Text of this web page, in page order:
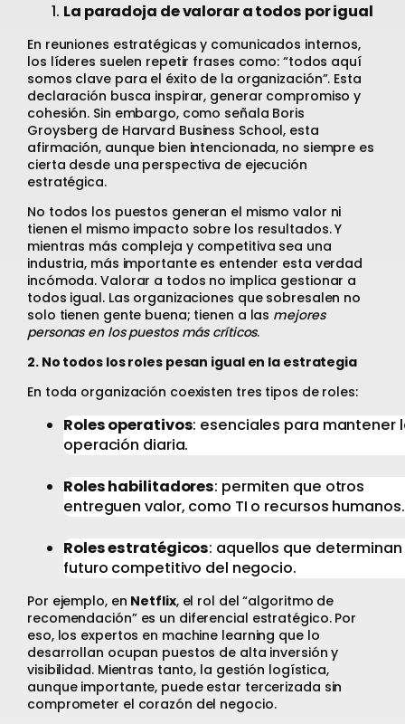
La paradoja de valorar a todos por igual
En reuniones estratégicas y comunicados internos,
los líderes suelen repetir frases como: “todos aquí
somos clave para el éxito de la organización”. Esta
declaración busca inspirar, generar compromiso y
cohesión. Sin embargo, como señala Boris
Groysberg de Harvard Business School, esta
afirmación, aunque bien intencionada, no siempre es
cierta desde una perspectiva de ejecución
estratégica.
No todos los puestos generan el mismo valor ni
tienen el mismo impacto sobre los resultados. Y
mientras más compleja y competitiva sea una
industria, más importante es entender esta verdad
incómoda. Valorar a todos no implica gestionar a
todos igual. Las organizaciones que sobresalen no
solo tienen gente buena; tienen a las mejores
personas en los puestos más críticos.
2. No todos los roles pesan igual en la estrategia
En toda organización coexisten tres tipos de roles:
Roles operativos: esenciales para mantener
operación diaria.
Roles habilitadores: permiten que otros
entreguen valor, como TI o recursos humanos.
Roles estratégicos: aquellos que
futuro competitivo del negocio.
Por ejemplo, en Netflix, el rol del “algoritmo de
recomendación” es un diferencial estratégico. Por
eso, los expertos en machine learning que lo
desarrollan ocupan puestos de alta inversión y
visibilidad. Mientras tanto, la gestión logística,
aunque importante, puede estar tercerizada sin
comprometer el corazón del negocio.